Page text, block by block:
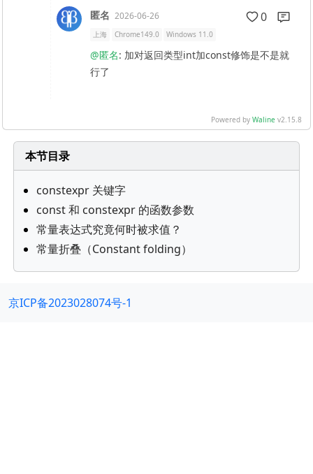
匿名 2026-06-26 0
上海 Chrome149.0 Windows 11.0
@匿名: 加对返回类型int加const修饰是不是就
行了
Powered by Waline v2.15.8
本节目录
constexpr 关键字
const 和 constexpr 的函数参数
常量表达式究竟何时被求值？
常量折叠（Constant folding）
京ICP备2023028074号-1